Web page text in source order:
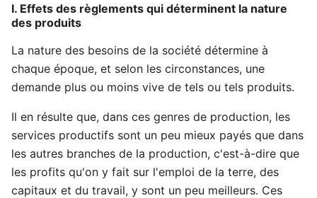
I. Effets des règlements qui déterminent la nature
des produits
La nature des besoins de la société détermine à
chaque époque, et selon les circonstances, une
demande plus ou moins vive de tels ou tels produits.
Il en résulte que, dans ces genres de production, les
services productifs sont un peu mieux payés que dans
les autres branches de la production, c'est-à-dire que
les profits qu'on y fait sur l'emploi de la terre, des
capitaux et du travail, y sont un peu meilleurs. Ces